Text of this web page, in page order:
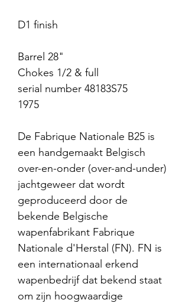
D1 finish
Barrel 28"
Chokes 1/2 & full
serial number 48183S75
1975
De Fabrique Nationale B25 is
een handgemaakt Belgisch
over-en-onder (over-and-under)
jachtgeweer dat wordt
geproduceerd door de
bekende Belgische
wapenfabrikant Fabrique
Nationale d'Herstal (FN). FN is
een internationaal erkend
wapenbedrijf dat bekend staat
om zijn hoogwaardige